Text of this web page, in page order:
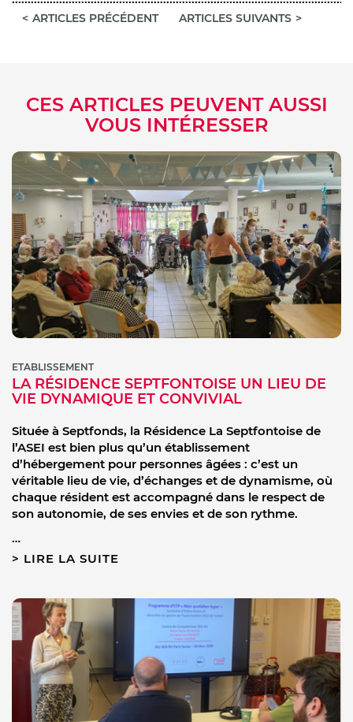
ARTICLES PRÉCÉDENT ARTICLES SUIVANTS
CES ARTICLES PEUVENT AUSSI
VOUS INTÉRESSER
ETABLISSEMENT
LA RÉSIDENCE SEPTFONTOISE UN LIEU DE
VIE DYNAMIQUE ET CONVIVIAL
Située à Septfonds, la Résidence La Septfontoise de
l’ASEI est bien plus qu’un établissement
d’hébergement pour personnes âgées : c’est un
véritable lieu de vie, d’échanges et de dynamisme, où
chaque résident est accompagné dans le respect de
son autonomie, de ses envies et de son rythme.
…
LIRE LA SUITE